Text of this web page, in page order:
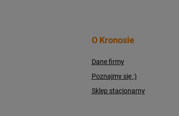
O Kronosie
Dane firmy
Poznajmy się :)
Sklep stacjonarny